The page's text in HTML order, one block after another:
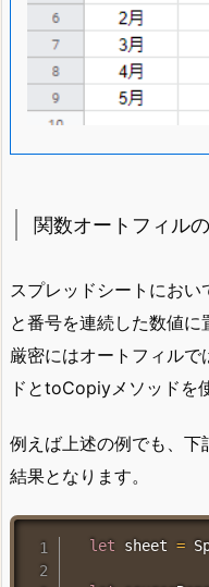
関数オートフィル
スプレッドシートにお
と番号を連続した数値
厳密にはオートフィル
ドとtoCopiyメソッドを
例えば上述の例でも、下
結果となります。
let sheet =